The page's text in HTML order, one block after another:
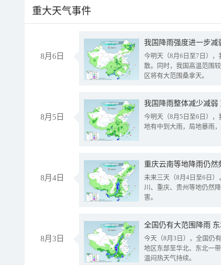
重大天气事件
8月6日
今明天（8月6日至7日）
散。同时，我国高温范围
区将有大范围桑拿天。
8月5日
我国降雨整体减少减弱
今明天（8月5日至6日）
地有中到大雨，局地暴雨
8月4日
重庆云南等地降雨仍然
未来三天（8月4日至6日
川、重庆、贵州等地仍然
害。
8月3日
全国仍有大范围降雨
今天（8月3日），全国仍
地区东部至华北、东北一
温闷热天气持续。